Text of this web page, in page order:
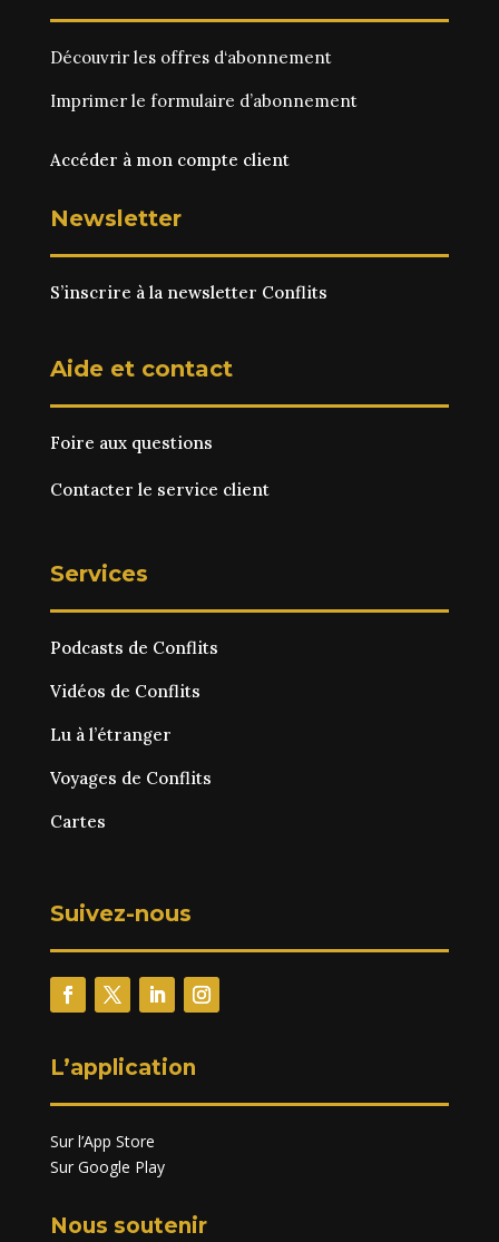
Découvrir les offres d‘abonnement
Imprimer le formulaire d’abonnement
Accéder à mon compte client
Newsletter
S’inscrire à la newsletter Conflits
Aide et contact
Foire aux questions
Contacter le service client
Services
Podcasts de Conflits
Vidéos de Conflits
Lu à l’étranger
Voyages de Conflits
Cartes
Suivez-nous
L’application
Sur l’App Store
Sur Google Play
Nous soutenir